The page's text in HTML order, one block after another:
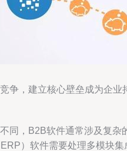
争，建立核心壁垒成为企
同，B2B软件通常涉及复
）软件需要处理多模块